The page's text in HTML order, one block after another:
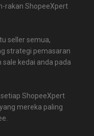
rakan ShopeeXpert
seller semua,
strategi pemasaran
kedai anda pada
ShopeeXpert
yang mereka paling